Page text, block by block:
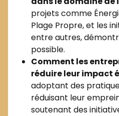
projets comme
Plage Propre, et les
entre autres,
possible.
Comment les
réduire leur impact
adoptant des
réduisant leur
soutenant des